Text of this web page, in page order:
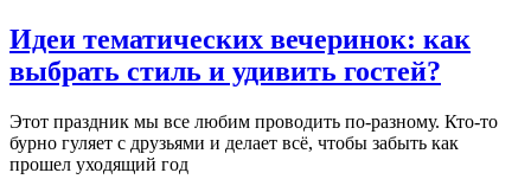
Идеи тематических вечеринок: как
выбрать стиль и удивить гостей?
Этот праздник мы все любим проводить по-разному. Кто-то
бурно гуляет с друзьями и делает всё, чтобы забыть как
прошел уходящий год